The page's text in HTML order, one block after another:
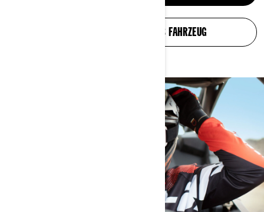
ICH BESITZE EIN 3-RÄDRIGES FAHRZEUG